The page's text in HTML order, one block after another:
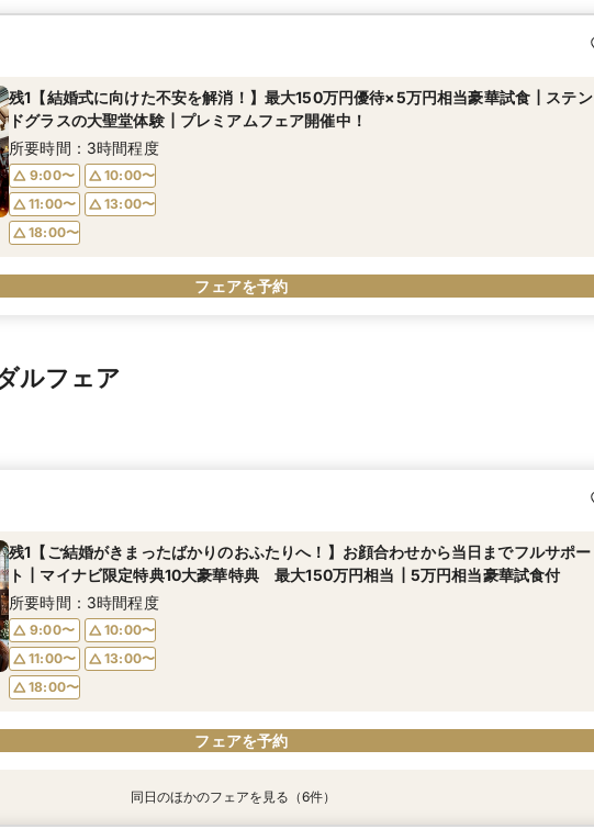
残1【結婚式に向けた不安を解消！】最大150万円優待×5万円相当豪華試食┃ステン
ドグラスの大聖堂体験┃プレミアムフェア開催中！
所要時間：3時間程度
9:00〜
10:00〜
11:00〜
13:00〜
18:00〜
フェアを予約
ルフェア
残1【ご結婚がきまったばかりのおふたりへ！】お顔合わせから当日までフルサポー
ト┃マイナビ限定特典10大豪華特典 最大150万円相当┃5万円相当豪華試食付
所要時間：3時間程度
9:00〜
10:00〜
11:00〜
13:00〜
18:00〜
フェアを予約
同日のほかのフェアを見る（6件）